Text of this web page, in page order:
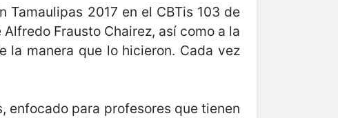
2017 en el CBTis 103 de
Frausto Chairez, así como a la
la manera que lo hicieron. Cada vez
enfocado para profesores que tienen